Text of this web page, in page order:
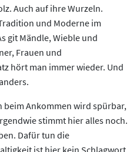
Auch auf ihre Wurzeln.
und Moderne im
git Mändle, Wieble und
Frauen und
hört man immer wieder. Und
beim Ankommen wird spürbar,
stimmt hier alles noch.
Dafür tun die
ist hier kein Schlagwort.